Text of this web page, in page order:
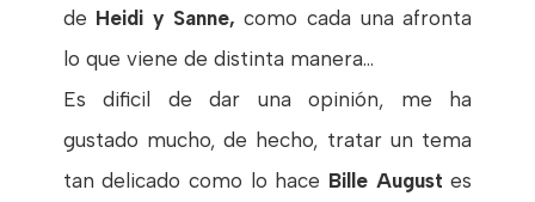
de Heidi y Sanne, como cada una afronta
lo que viene de distinta manera...
Es dificil de dar una opinión, me ha
gustado mucho, de hecho, tratar un tema
tan delicado como lo hace Bille Augustes